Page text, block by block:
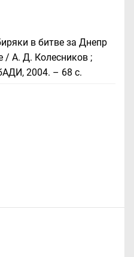
в битве за Днепр
/ А. Д. Колесников ;
2004. – 68 с.